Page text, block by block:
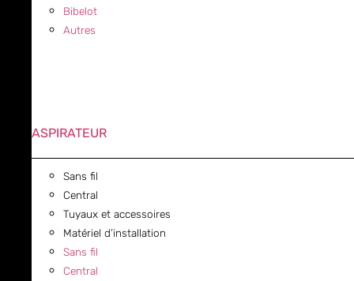
Bibelot
Autres
ASPIRATEUR
Sans fil
Central
Tuyaux et accessoires
Matériel d’installation
Sans fil
Central